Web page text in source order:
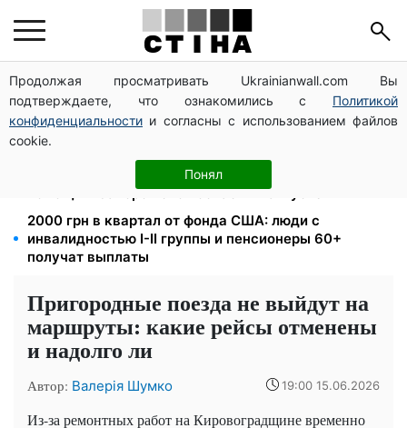
Продолжая просматривать Ukrainianwall.com Вы
подтверждаете, что ознакомились с Политикой
конфиденциальности и согласны с использованием файлов
cookie.
Понял
Пенсия для III группы инвалидности с 1 сентября: от
2595 до 10 625 грн — кто сколько получит
200+ тысяч в СЗЧ, миллионы в розыске: Федоров
раскрыл план реформы мобилизации и ТЦК
1-2 набора гигиены на семью: UNICEF раздает
помощь в Запорожской области в августе
2000 грн в квартал от фонда США: люди с
инвалидностью I-II группы и пенсионеры 60+
получат выплаты
Пригородные поезда не выйдут на
маршруты: какие рейсы отменены
и надолго ли
Автор: Валерія Шумко 19:00 15.06.2026
Из-за ремонтных работ на Кировоградщине временно